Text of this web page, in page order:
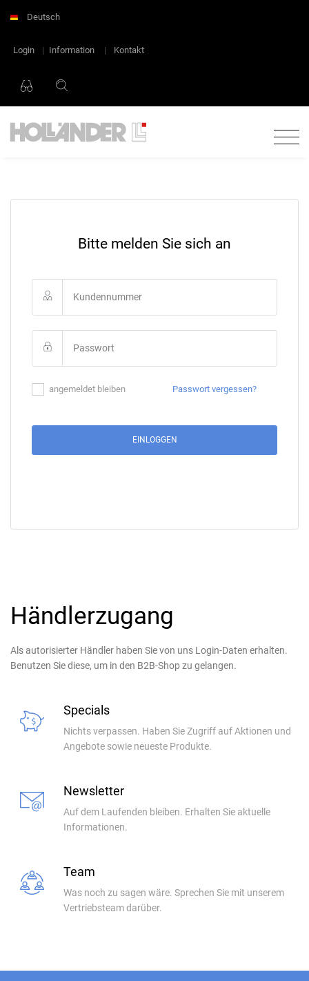
Deutsch
Login | Information | Kontakt
Bitte melden Sie sich an
angemeldet bleiben Passwort vergessen?
EINLOGGEN
Händlerzugang
Als autorisierter Händler haben Sie von uns Login-Daten erhalten.
Benutzen Sie diese, um in den B2B-Shop zu gelangen.
Specials
Nichts verpassen. Haben Sie Zugriff auf Aktionen und
Angebote sowie neueste Produkte.
Newsletter
Auf dem Laufenden bleiben. Erhalten Sie aktuelle
Informationen.
Team
Was noch zu sagen wäre. Sprechen Sie mit unserem
Vertriebsteam darüber.